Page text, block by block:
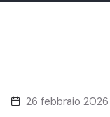
26 febbraio 2026